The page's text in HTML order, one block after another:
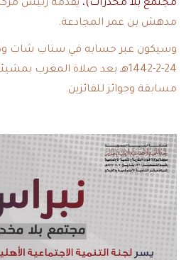
مجتمع بلا مخدرات)، يقدمه رئيس
مدهش بن عمر المجادعة.
وسيكون عبر حسابه في سناب شات
24-2-1442هـ بعد صلاة المغرب
مسابقة وجوائز للفائزين.